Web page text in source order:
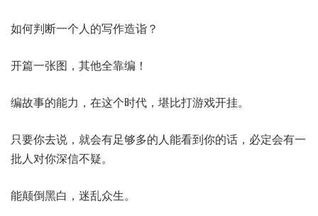
如何判断一个人的写作造诣？
开篇一张图，其他全靠编！
编故事的能力，在这个时代，堪比打游戏开挂。
只要你去说，就会有足够多的人能看到你的话，必定会有一
批人对你深信不疑。
能颠倒黑白，迷乱众生。